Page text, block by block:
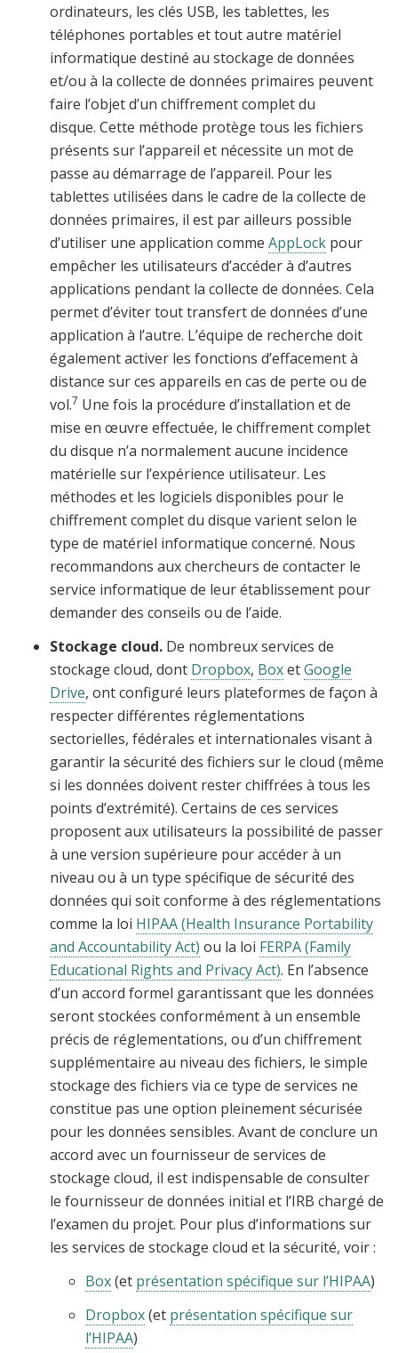
ordinateurs, les clés USB, les tablettes, les
téléphones portables et tout autre matériel
informatique destiné au stockage de données
et/ou à la collecte de données primaires peuvent
faire l’objet d’un chiffrement complet du
disque. Cette méthode protège tous les fichiers
présents sur l’appareil et nécessite un mot de
passe au démarrage de l’appareil. Pour les
tablettes utilisées dans le cadre de la collecte de
données primaires, il est par ailleurs possible
d’utiliser une application comme AppLock pour
empêcher les utilisateurs d’accéder à d’autres
applications pendant la collecte de données. Cela
permet d’éviter tout transfert de données d’une
application à l’autre. L’équipe de recherche doit
également activer les fonctions d’effacement à
distance sur ces appareils en cas de perte ou de
vol.7 Une fois la procédure d’installation et de
mise en œuvre effectuée, le chiffrement complet
du disque n’a normalement aucune incidence
matérielle sur l’expérience utilisateur. Les
méthodes et les logiciels disponibles pour le
chiffrement complet du disque varient selon le
type de matériel informatique concerné. Nous
recommandons aux chercheurs de contacter le
service informatique de leur établissement pour
demander des conseils ou de l’aide.
Stockage cloud. De nombreux services de
stockage cloud, dont Dropbox, BoxetGoogle
Drive, ont configuré leurs plateformes de façon à
respecter différentes réglementations
sectorielles, fédérales et internationales visant à
garantir la sécurité des fichiers sur le cloud (même
si les données doivent rester chiffrées à tous les
points d’extrémité). Certains de ces services
proposent aux utilisateurs la possibilité de passer
à une version supérieure pour accéder à un
niveau ou à un type spécifique de sécurité des
données qui soit conforme à des réglementations
comme la loi HIPAA (Health Insurance Portability
and Accountability Act) ou la loi FERPA (Family
Educational Rights and Privacy Act). En l’absence
d’un accord formel garantissant que les données
seront stockées conformément à un ensemble
précis de réglementations, ou d’un chiffrement
supplémentaire au niveau des fichiers, le simple
stockage des fichiers via ce type de services ne
constitue pas une option pleinement sécurisée
pour les données sensibles. Avant de conclure un
accord avec un fournisseur de services de
stockage cloud, il est indispensable de consulter
le fournisseur de données initial et l’IRB chargé de
l’examen du projet. Pour plus d’informations sur
les services de stockage cloud et la sécurité, voir :
Box(et présentation spécifique sur l’HIPAA)
Dropbox(et présentation spécifique sur
l’HIPAA)